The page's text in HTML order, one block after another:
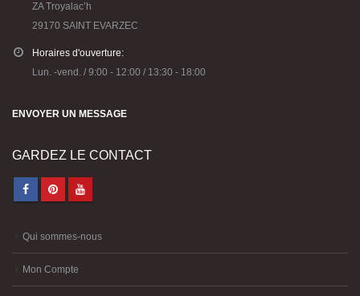
ZA Troyalac’h
29170 SAINT EVARZEC
Horaires d'ouverture:
Lun. -vend. / 9:00 - 12:00 / 13:30 - 18:00
ENVOYER UN MESSAGE
GARDEZ LE CONTACT
Qui sommes-nous
Mon Compte